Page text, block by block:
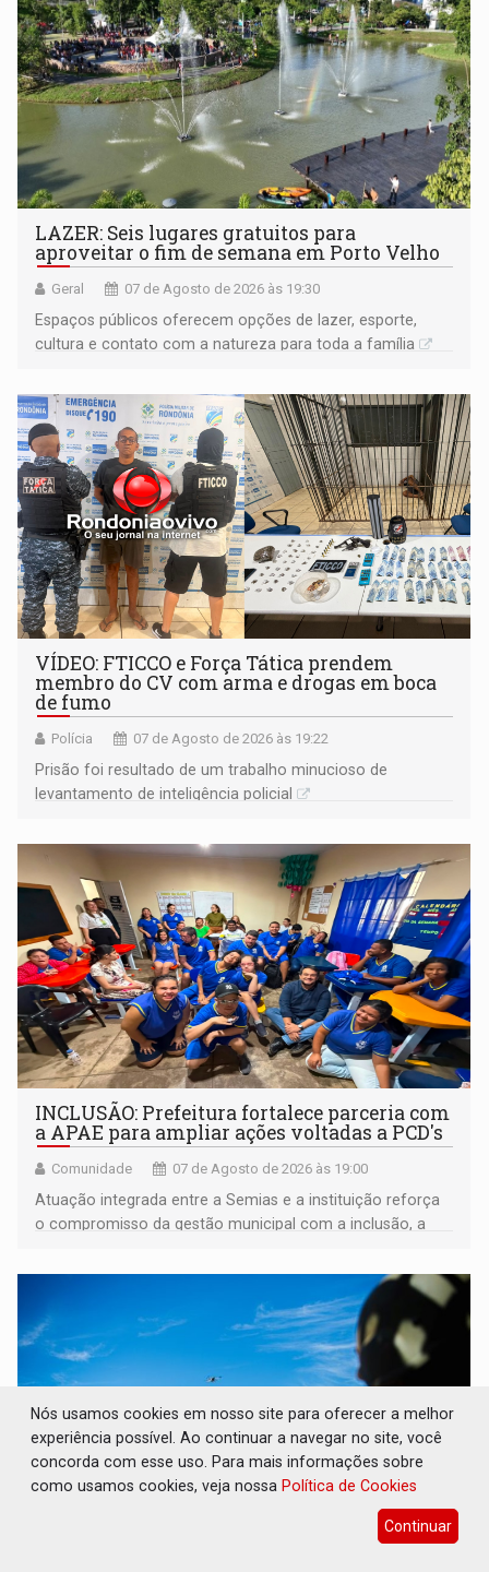
LAZER: Seis lugares gratuitos para
aproveitar o fim de semana em Porto Velho
Geral 07 de Agosto de 2026 às 19:30
Espaços públicos oferecem opções de lazer, esporte,
cultura e contato com a natureza para toda a família
VÍDEO: FTICCO e Força Tática prendem
membro do CV com arma e drogas em boca
de fumo
Polícia 07 de Agosto de 2026 às 19:22
Prisão foi resultado de um trabalho minucioso de
levantamento de inteligência policial
INCLUSÃO: Prefeitura fortalece parceria com
a APAE para ampliar ações voltadas a PCD's
Comunidade 07 de Agosto de 2026 às 19:00
Atuação integrada entre a Semias e a instituição reforça
o compromisso da gestão municipal com a inclusão, a
Nós usamos cookies em nosso site para oferecer a melhor
experiência possível. Ao continuar a navegar no site, você
concorda com esse uso. Para mais informações sobre
como usamos cookies, veja nossa Política de Cookies
Continuar